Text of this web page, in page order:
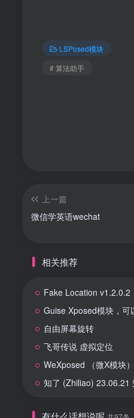
LSPosed模块
# 算法助手
上一篇
微信学英语wechat
相关推荐
Fake Location v1.2.0.2
Guise Xposed模块，可
自由屏幕旋转
飞哥传说 虚拟定位
WeXposed （微X模块）
知了 (Zhiliao) 23.06.21